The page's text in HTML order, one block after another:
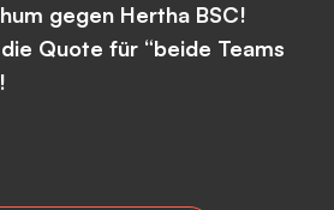
gegen Hertha BSC!
Quote für “beide Teams